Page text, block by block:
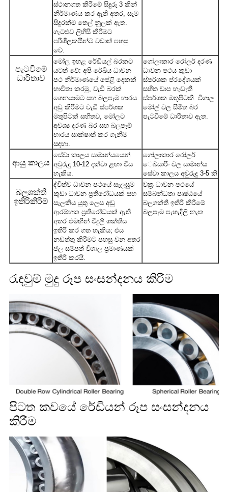
ස්ථානගත කිරීමේ සිදුරු 3 කින්
නිර්මාණය කර ඇති අතර, සෑම
සිදුරක්ම තෙල් නූලක් ඇත.
ගැටළුව ලිහිසි කිරීමට
පරිශීලකයින්ට වඩාත් පහසු
වේ.
පැටවීමේ
ධාරිතාව
මෝල ඉහළ රේඩියල් බරකට
යටත් වේ: අපි රේඛීය ධාවන
පථ නිර්මාණයේ පේළි දෙකක්
භාවිතා කරමු, වැඩි බරක්
ගෙනයාමට සහ බලපෑම භාරය
අඩු කිරීමට වැඩි ස්පර්ශක
මතුපිටක් සහිතව, මෝලට
අවශ්‍ය දරණ බර සහ බලපෑම්
භාරය සාක්ෂාත් කර ගැනීම
සඳහා.
ගෝලාකාර රෝලර් දරණ
ධාවන පථය කුඩා
ස්පර්ශක ප්රදේශයක්
සහිත චාප හැඩැති
ස්පර්ශක මතුපිටකි. විශාල
මෝල් වල සීමිත බර
පැටවීමේ ධාරිතාව ඇත.
ආයු කාලය
සේවා කාලය සාමාන්යයෙන්
අවුරුදු 10-12 දක්වා ළඟා විය
හැකිය.
ගෝලාකාර රෝලර්
ෙබයාරිං වල සාමාන්ය
සේවා කාලය අවුරුදු 3-5 කි
බලශක්ති
ඉතිරිකිරීම්
ද්විත්ව ධාවන පථයේ සැලසුම
කුඩා ධාවන ප්‍රතිරෝධයක් සහ
සැලකිය යුතු ලෙස අඩු
ආරම්භක ප්‍රතිරෝධයක් ඇති
අතර එමඟින් විදුලි ශක්තිය
ඉතිරි කර ගත හැකිය; එය
නඩත්තු කිරීමට පහසු වන අතර
ජල සම්පත් විශාල ප්‍රමාණයක්
ඉතිරි කරයි.
වක්‍ර ධාවන පථයේ
සම්බන්ධතා පෘෂ්ඨයේ
බලශක්ති ඉතිරි කිරීමේ
බලපෑම පැහැදිලි නැත
රැඳවුම් මුදු රූප සංසන්දනය කිරීම
පිටත කවයේ රේඩියන් රූප සංසන්දනය
කිරීම